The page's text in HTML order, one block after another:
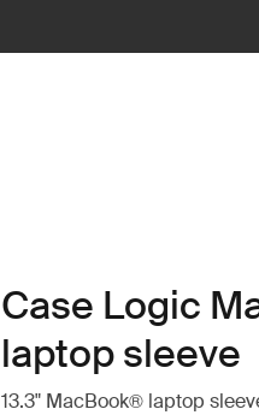
Case Logic
laptop sleeve
13.3" MacBook® laptop